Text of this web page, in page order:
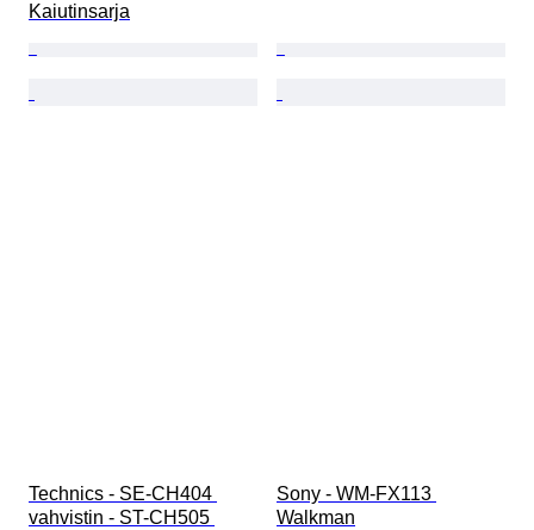
Kaiutinsarja
Technics - SE-CH404
vahvistin - ST-CH505
Sony - WM-FX113
Walkman